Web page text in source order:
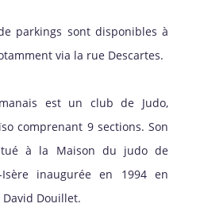
parkings sont disponibles à
via la rue Descartes.
est un club de Judo,
comprenant 9 sections. Son
à la Maison du judo de
Isère inaugurée en 1994 en
Douillet.